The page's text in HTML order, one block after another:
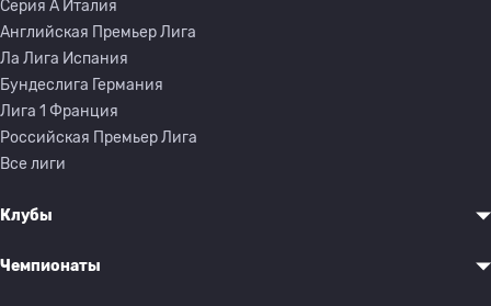
Серия A Италия
Английская Премьер Лига
Ла Лига Испания
Бундеслига Германия
Лига 1 Франция
Российская Премьер Лига
Все лиги
Клубы
Чемпионаты